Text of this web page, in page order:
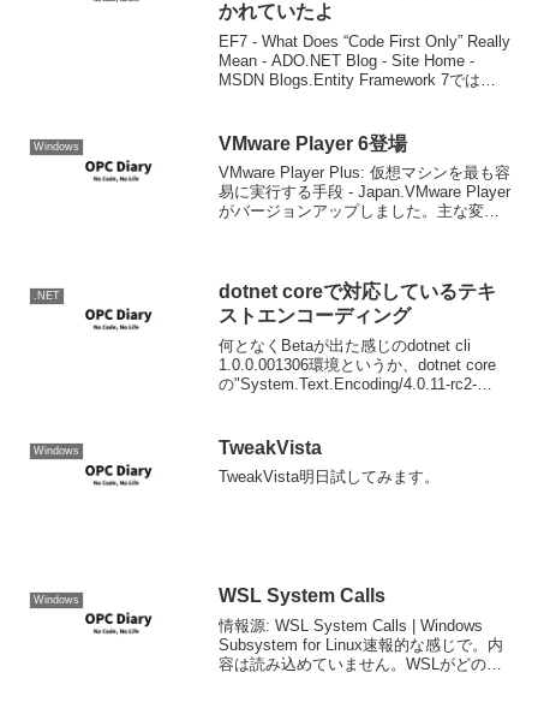
かれていたよ
EF7 - What Does “Code First Only” Really
Mean - ADO.NET Blog - Site Home -
MSDN Blogs.Entity Framework 7では
Windows VMware Player 6登場
VMware Player Plus: 仮想マシンを最も容
易に実行する手段 - Japan.VMware Player
がバージョンアップしました。主な変更
.NET
dotnet coreで対応しているテキ
ストエンコーディング
何となくBetaが出た感じのdotnet cli
1.0.0.001306環境というか、dotnet core
の"System.Text.Encoding/4.0.11-rc2-
Windows TweakVista
TweakVista明日試してみます。
Windows WSL System Calls
情報源: WSL System Calls | Windows
Subsystem for Linux速報的な感じで。内
容は読み込めていません。WSLがどの様